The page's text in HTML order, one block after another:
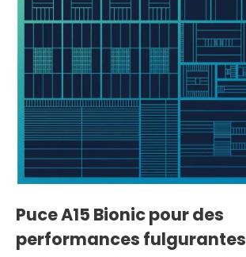
Puce A15 Bionic pour des
performances fulgurantes